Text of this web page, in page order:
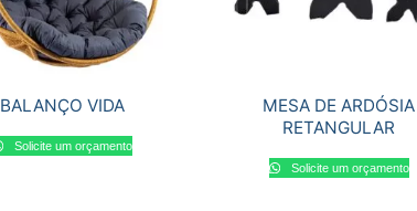
BALANÇO VIDA
Solicite um orçamento
MESA DE ARDÓSIA
RETANGULAR
Solicite um orçamento